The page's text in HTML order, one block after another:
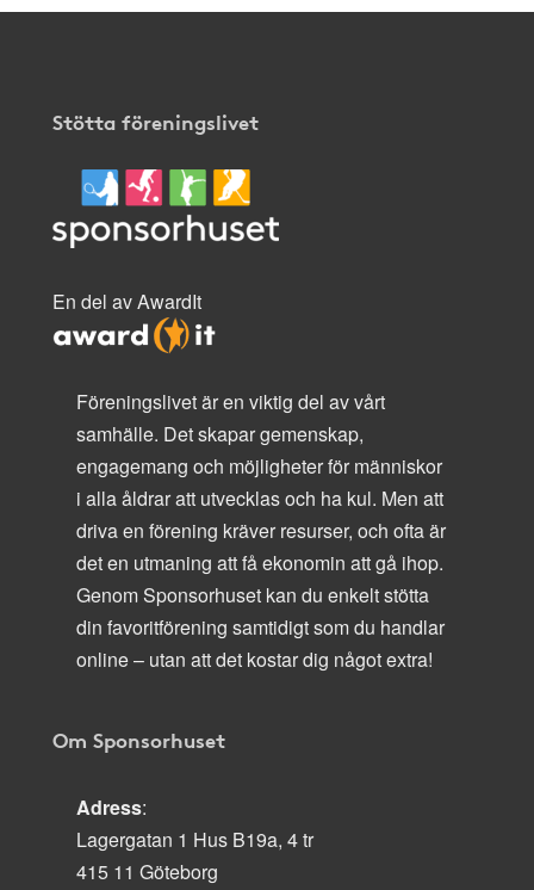
Stötta föreningslivet
En del av AwardIt
Föreningslivet är en viktig del av vårt
samhälle. Det skapar gemenskap,
engagemang och möjligheter för människor
i alla åldrar att utvecklas och ha kul. Men att
driva en förening kräver resurser, och ofta är
det en utmaning att få ekonomin att gå ihop.
Genom Sponsorhuset kan du enkelt stötta
din favoritförening samtidigt som du handlar
online – utan att det kostar dig något extra!
Om Sponsorhuset
Adress:
Lagergatan 1 Hus B19a, 4 tr
415 11 Göteborg